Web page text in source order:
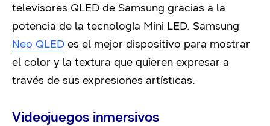
televisores QLED de Samsung gracias a la
potencia de la tecnología Mini LED. Samsung
Neo QLED es el mejor dispositivo para mostrar
el color y la textura que quieren expresar a
través de sus expresiones artísticas.
Videojuegos inmersivos